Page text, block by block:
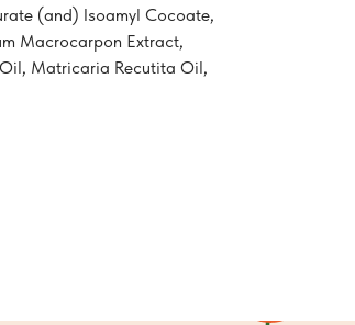
(and) Isoamyl Cocoate,
Macrocarpon Extract,
Matricaria Recutita Oil,